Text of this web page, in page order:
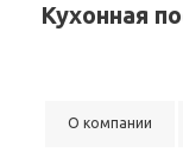
Кухонная
О компании